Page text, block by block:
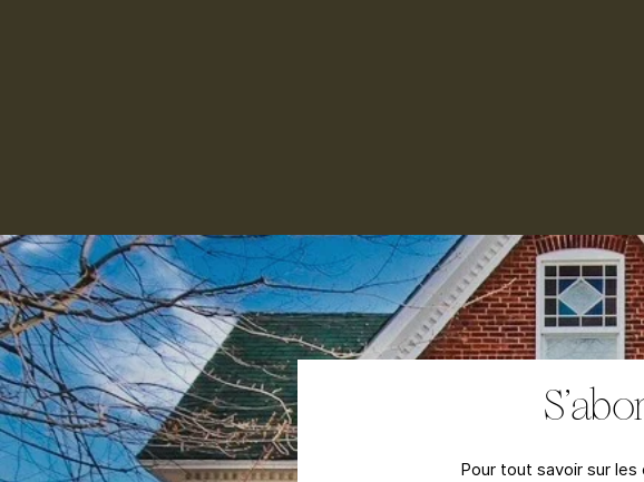
Pour tout savoir sur